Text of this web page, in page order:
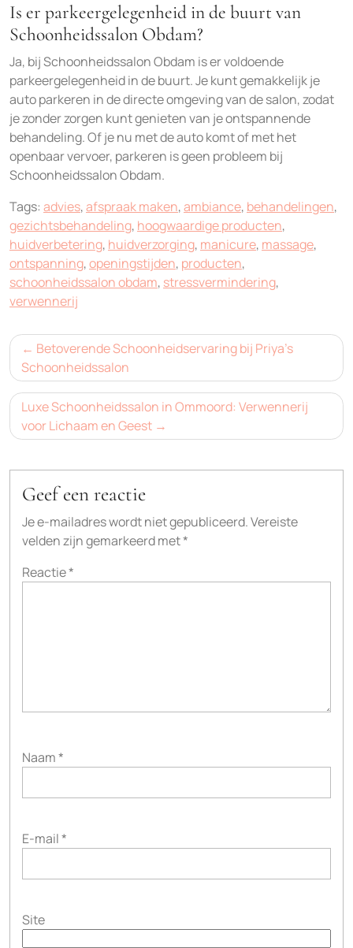
Is er parkeergelegenheid in de buurt van
Schoonheidssalon Obdam?
Ja, bij Schoonheidssalon Obdam is er voldoende
parkeergelegenheid in de buurt. Je kunt gemakkelijk je
auto parkeren in de directe omgeving van de salon, zodat
je zonder zorgen kunt genieten van je ontspannende
behandeling. Of je nu met de auto komt of met het
openbaar vervoer, parkeren is geen probleem bij
Schoonheidssalon Obdam.
Tags: advies,afspraak maken,ambiance, behandelingen,
gezichtsbehandeling, hoogwaardige producten,
huidverbetering, huidverzorging, manicure, massage,
ontspanning,openingstijden, producten,
schoonheidssalon obdam, stressvermindering,
verwennerij
Bericht
navigatie
Betoverende Schoonheidservaring bij Priya’s
Schoonheidssalon
Luxe Schoonheidssalon in Ommoord: Verwennerij
voor Lichaam en Geest
Geef een reactie
Je e-mailadres wordt niet gepubliceerd.Vereiste
velden zijn gemarkeerd met*
Reactie*
Naam*
E-mail*
Site